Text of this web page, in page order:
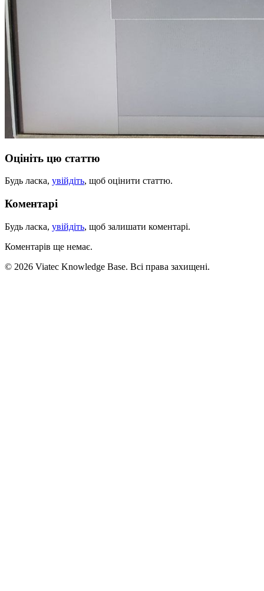
Оцініть цю статтю
Будь ласка, увійдіть, щоб оцінити статтю.
Коментарі
Будь ласка, увійдіть, щоб залишати коментарі.
Коментарів ще немає.
© 2026 Viatec Knowledge Base. Всі права захищені.